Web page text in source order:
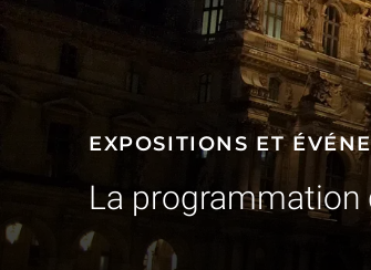
EXPOSITIONS ET
La programmation
- Événements & activités